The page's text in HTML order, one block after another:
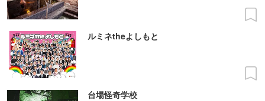
ルミネtheよしもと
台場怪奇学校